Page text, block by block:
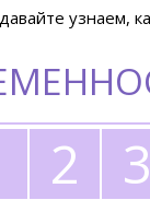
узнаем,
2 3